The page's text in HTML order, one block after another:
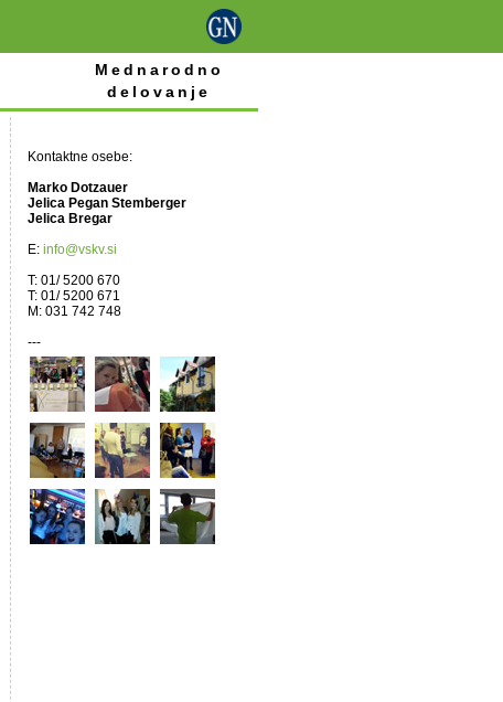
Mednarodno
delovanje
Kontaktne osebe:
Marko Dotzauer
Jelica Pegan Stemberger
Jelica Bregar
E: info@vskv.si
T: 01/ 5200 670
T: 01/ 5200 671
M: 031 742 748
---